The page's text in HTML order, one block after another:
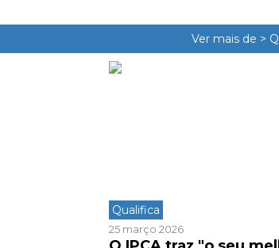
Ver mais de >
Qualifica
25 março 2026